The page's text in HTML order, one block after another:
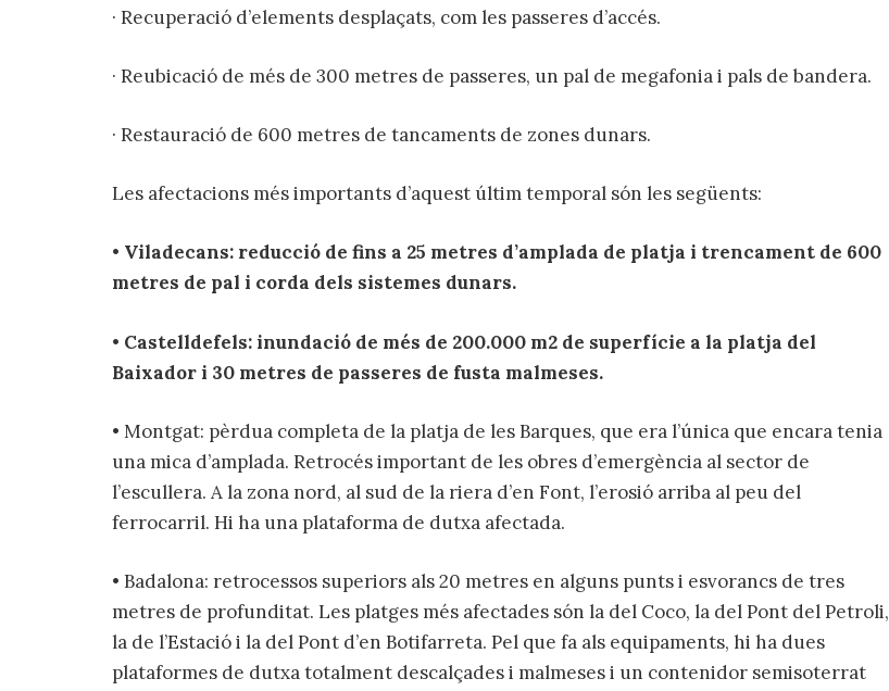
· Recuperació d’elements desplaçats, com les passeres d’accés.
· Reubicació de més de 300 metres de passeres, un pal de megafonia i pals de bandera.
· Restauració de 600 metres de tancaments de zones dunars.
Les afectacions més importants d’aquest últim temporal són les següents:
• Viladecans: reducció de fins a 25 metres d’amplada de platja i trencament de 600
metres de pal i corda dels sistemes dunars.
• Castelldefels: inundació de més de 200.000 m2 de superfície a la platja del
Baixador i 30 metres de passeres de fusta malmeses.
• Montgat: pèrdua completa de la platja de les Barques, que era l’única que encara tenia
una mica d’amplada. Retrocés important de les obres d’emergència al sector de
l’escullera. A la zona nord, al sud de la riera d’en Font, l’erosió arriba al peu del
ferrocarril. Hi ha una plataforma de dutxa afectada.
• Badalona: retrocessos superiors als 20 metres en alguns punts i esvorancs de tres
metres de profunditat. Les platges més afectades són la del Coco, la del Pont del Petroli,
la de l’Estació i la del Pont d’en Botifarreta. Pel que fa als equipaments, hi ha dues
plataformes de dutxa totalment descalçades i malmeses i un contenidor semisoterrat